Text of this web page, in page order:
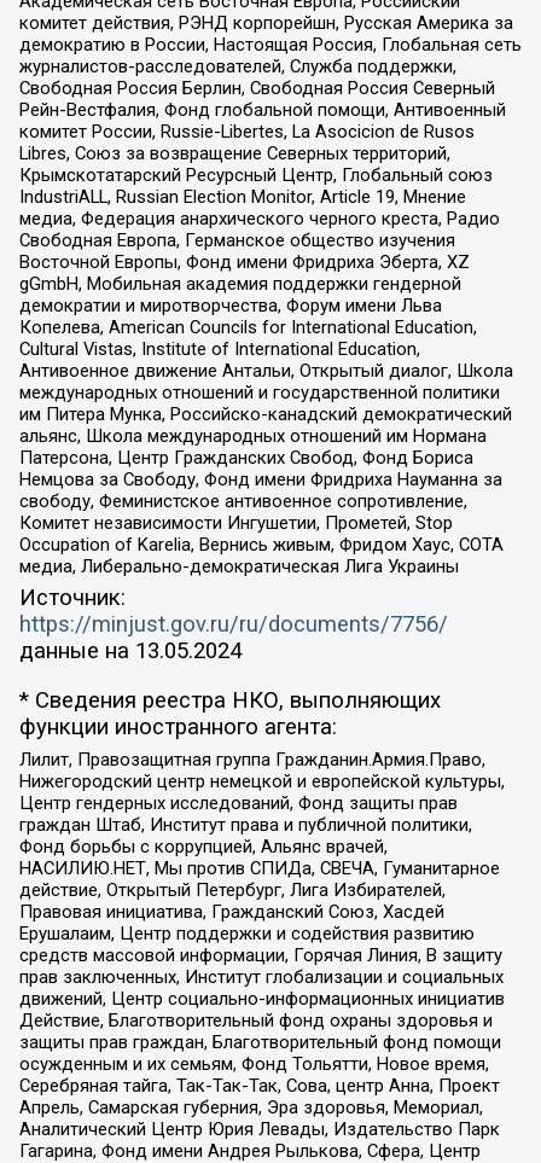
комитет действия, РЭНД корпорейшн, Русская Америка за
демократию в России, Настоящая Россия, Глобальная сеть
журналистов-расследователей, Служба поддержки,
Свободная Россия Берлин, Свободная Россия Северный
Рейн-Вестфалия, Фонд глобальной помощи, Антивоенный
комитет России, Russie-Libertes, La Asocicion de Rusos
Libres, Союз за возвращение Северных территорий,
Крымскотатарский Ресурсный Центр, Глобальный союз
IndustriALL, Russian Election Monitor, Article 19, Мнение
медиа, Федерация анархического черного креста, Радио
Свободная Европа, Германское общество изучения
Восточной Европы, Фонд имени Фридриха Эберта, XZ
gGmbH, Мобильная академия поддержки гендерной
демократии и миротворчества, Форум имени Льва
Копелева, American Councils for International Education,
Cultural Vistas, Institute of International Education,
Антивоенное движение Антальи, Открытый диалог, Школа
международных отношений и государственной политики
им Питера Мунка, Российско-канадский демократический
альянс, Школа международных отношений им Нормана
Патерсона, Центр Гражданских Свобод, Фонд Бориса
Немцова за Свободу, Фонд имени Фридриха Науманна за
свободу, Феминистское антивоенное сопротивление,
Комитет независимости Ингушетии, Прометей, Stop
Occupation of Karelia, Вернись живым, Фридом Хаус, СОТА
медиа, Либерально-демократическая Лига Украины
Источник:
https://minjust.gov.ru/ru/documents/7756/
данные на 13.05.2024
* Сведения реестра НКО, выполняющих
функции иностранного агента:
Лилит, Правозащитная группа Гражданин.Армия.Право,
Нижегородский центр немецкой и европейской культуры,
Центр гендерных исследований, Фонд защиты прав
граждан Штаб, Институт права и публичной политики,
Фонд борьбы с коррупцией, Альянс врачей,
НАСИЛИЮ.НЕТ, Мы против СПИДа, СВЕЧА, Гуманитарное
действие, Открытый Петербург, Лига Избирателей,
Правовая инициатива, Гражданский Союз, Хасдей
Ерушалаим, Центр поддержки и содействия развитию
средств массовой информации, Горячая Линия, В защиту
прав заключенных, Институт глобализации и социальных
движений, Центр социально-информационных инициатив
Действие, Благотворительный фонд охраны здоровья и
защиты прав граждан, Благотворительный фонд помощи
осужденным и их семьям, Фонд Тольятти, Новое время,
Серебряная тайга, Так-Так-Так, Сова, центр Анна, Проект
Апрель, Самарская губерния, Эра здоровья, Мемориал,
Аналитический Центр Юрия Левады, Издательство Парк
Гагарина, Фонд имени Андрея Рылькова, Сфера, Центр